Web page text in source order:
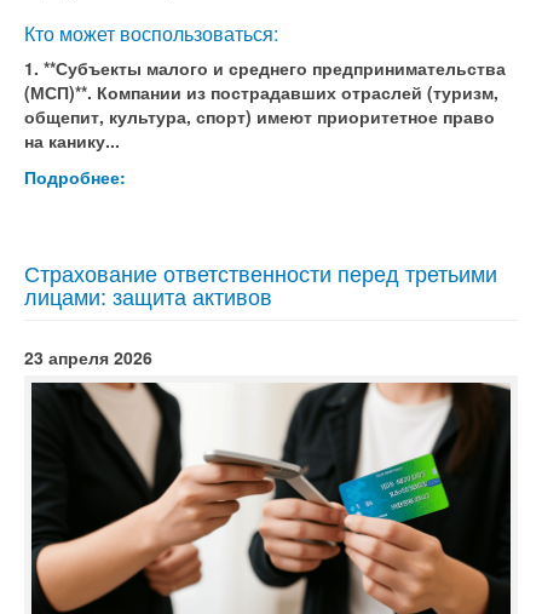
Кто может воспользоваться:
1. **Субъекты малого и среднего предпринимательства
(МСП)**. Компании из пострадавших отраслей (туризм,
общепит, культура, спорт) имеют приоритетное право
на канику...
Подробнее:
Страхование ответственности перед третьими
лицами: защита активов
23 апреля 2026